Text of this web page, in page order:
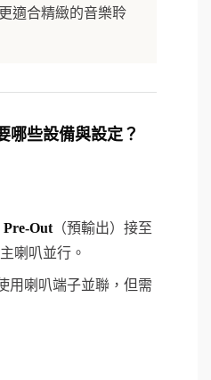
適合精緻的音樂聆
哪些設備與設定？
Pre-Out （預輸出）接至
喇叭並行。
用喇叭端子並聯，但需